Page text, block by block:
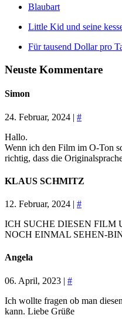
Blaubart
Little Kid und seine
Für tausend Dollar pro
Neuste Kommentare
Simon
24. Februar, 2024 | #
Hallo.
Wenn ich den Film im O-Ton
richtig, dass die
KLAUS SCHMITZ
12. Februar, 2024 | #
ICH SUCHE DIESEN FILM
NOCH EINMAL SEHEN-
Angela
06. April, 2023 | #
Ich wollte fragen ob man
kann. Liebe Grüße